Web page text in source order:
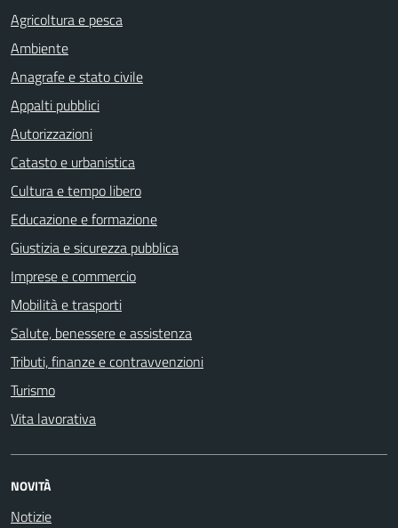
Agricoltura e pesca
Ambiente
Anagrafe e stato civile
Appalti pubblici
Autorizzazioni
Catasto e urbanistica
Cultura e tempo libero
Educazione e formazione
Giustizia e sicurezza pubblica
Imprese e commercio
Mobilità e trasporti
Salute, benessere e assistenza
Tributi, finanze e contravvenzioni
Turismo
Vita lavorativa
NOVITÀ
Notizie